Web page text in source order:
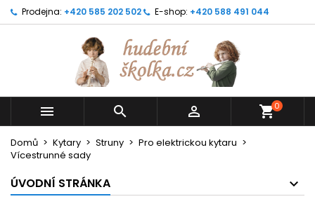
Prodejna: +420 585 202 502 E-shop: +420 588 491 044
   shopping_cart0
Domů Kytary Struny
Pro elektrickou kytaru
Vícestrunné sady
ÚVODNÍ STRÁNKA